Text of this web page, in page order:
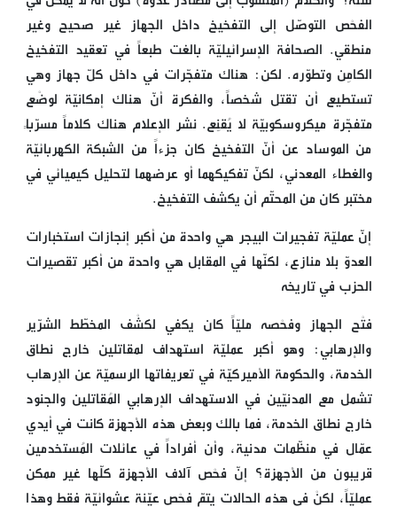
الفحْص التوصّل إلى التفخيخ داخل الجهاز غير صحيح وغير
منطقي. الصحافة الإسرائيليّة بالغت طبعاً في تعقيد التفخيخ
الكامِن وتطوّره. لكن: هناك متفجّرات في داخل كلّ جهاز وهي
تستطيع أن تقتل شخصاً، والفكرة أنّ هناك إمكانيّة لوضْع
متفجّرة ميكروسكوبيّة لا يُقنِع. نشر الإعلام هناك كلاماً مسرّباً
من الموساد عن أنّ التفخيخ كان جزءاً من الشبكة الكهربائيّة
والغطاء المعدني، لكنّ تفكيكهما أو عرضهما لتحليل كيميائي في
مختبر كان من المحتّم أن يكشف التفخيخ.
إنّ عمليّة تفجيرات البيجر هي واحدة من أكبر إنجازات استخبارات
العدوّ بلا منازع، لكنّها في المقابل هي واحدة من أكبر تقصيرات
الحزب في تاريخه
فتْح الجهاز وفحْصه مليّاً كان يكفي لكشْف المخطّط الشرّير
والإرهابي: وهو أكبر عمليّة استهداف لمقاتلين خارج نطاق
الخدمة، والحكومة الأميركيّة في تعريفاتها الرسميّة عن الإرهاب
تشمل مع المدنيّين في الاستهداف الإرهابي المُقاتلين والجنود
خارج نطاق الخدمة، فما بالك وبعض هذه الأجهزة كانت في أيدي
عمّال في منظّمات مدنية، وأن أفراداً في عائلات المُستخدمين
قريبون من الأجهزة؟ إنّ فحْص آلاف الأجهزة كلّها غير ممكن
عمليّاً، لكنْ في هذه الحالات يتمّ فحْص عيّنة عشوائيّة فقط وهذا